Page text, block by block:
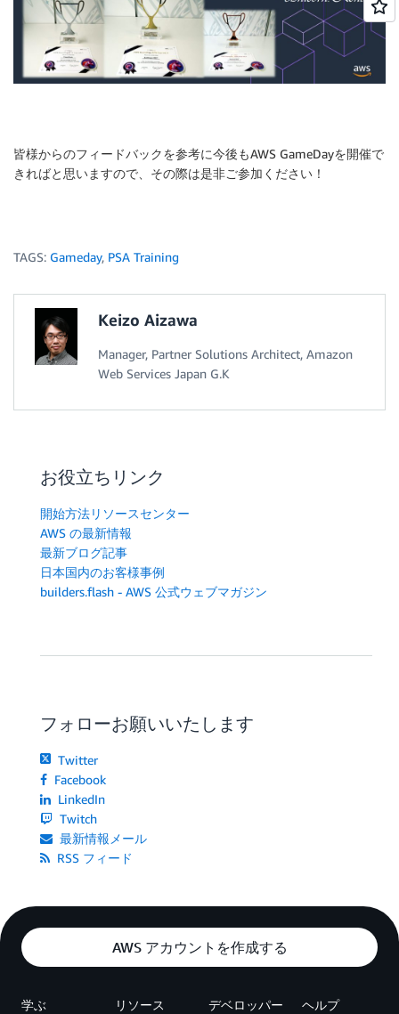
皆様からのフィードバックを参考に今後もAWS GameDayを開催で
きればと思いますので、その際は是非ご参加ください！
TAGS: Gameday, PSA Training
Keizo Aizawa
Manager, Partner Solutions Architect, Amazon
Web Services Japan G.K
お役立ちリンク
開始方法リソースセンター
AWS の最新情報
最新ブログ記事
日本国内のお客様事例
builders.flash - AWS 公式ウェブマガジン
フォローお願いいたします
Twitter
Facebook
LinkedIn
Twitch
最新情報メール
RSS フィード
AWS アカウントを作成する
学ぶ リソース デベロッパー ヘルプ